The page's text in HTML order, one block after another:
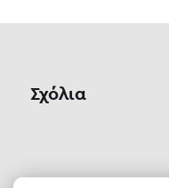
Σχόλια